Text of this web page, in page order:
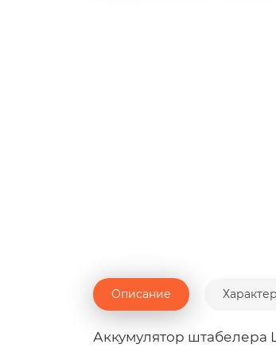
Описание
Аккумулятор штабелера